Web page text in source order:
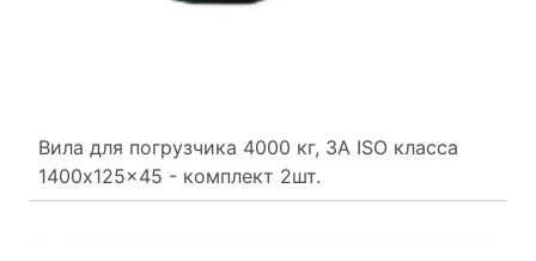
Вила для погрузчика 4000 кг, 3A ISO класса
1400x125x45 - комплект 2шт.